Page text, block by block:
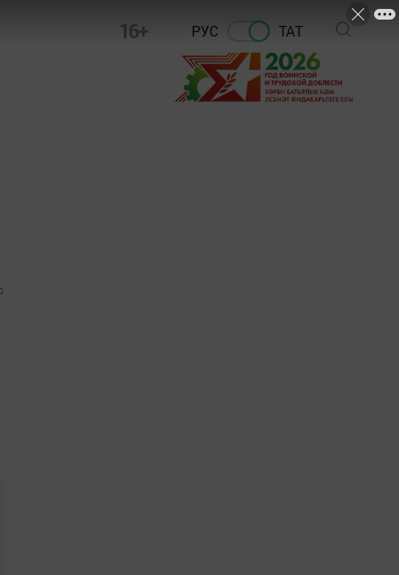
16+ РУС ТАТ